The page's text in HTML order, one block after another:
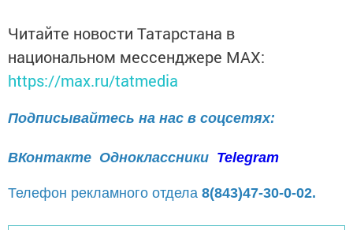
Читайте новости Татарстана в
национальном мессенджере MАХ:
https://max.ru/tatmedia
Подписывайтесь на нас в соцсетях:
ВКонтакте Одноклассники Telegram
Телефон рекламного отдела 8(843)47-30-0-02.